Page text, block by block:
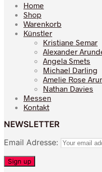
Home
Shop
Warenkorb
Künstler
Kristiane Semar
Alexander
Angela Smets
Michael Darling
Amelie Rose
Nathan Davies
Messen
Kontakt
NEWSLETTER
Email Adresse: